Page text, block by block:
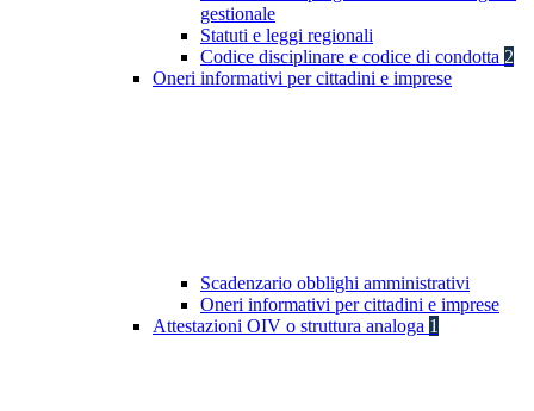
gestionale
Statuti e leggi regionali
Codice disciplinare e codice di condotta 2
Oneri informativi per cittadini e imprese
Scadenzario obblighi amministrativi
Oneri informativi per cittadini e imprese
Attestazioni OIV o struttura analoga 1